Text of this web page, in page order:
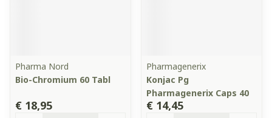
Pharma Nord
Bio-Chromium 60 Tabl
€ 18,95
Pharmagenerix
Konjac Pg
Pharmagenerix Caps 40
€ 14,45